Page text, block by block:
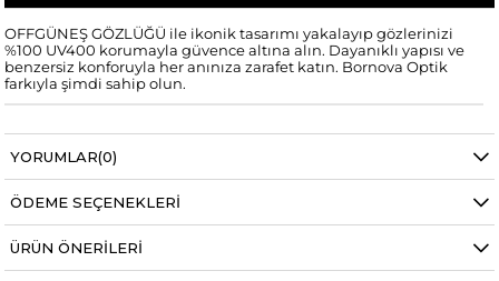
OFFGÜNEŞ GÖZLÜĞÜ ile ikonik tasarımı yakalayıp gözlerinizi
%100 UV400 korumayla güvence altına alın. Dayanıklı yapısı ve
benzersiz konforuyla her anınıza zarafet katın. Bornova Optik
farkıyla şimdi sahip olun.
YORUMLAR(0)
ÖDEME SEÇENEKLERI
ÜRÜN ÖNERILERI